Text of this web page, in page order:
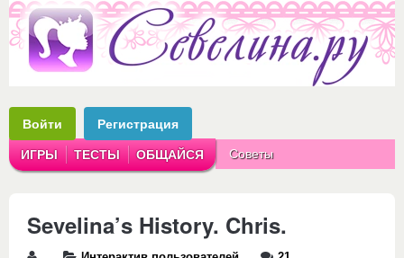
Войти Регистрация
ИГРЫ ТЕСТЫ ОБЩАЙСЯ Советы
Sevelina’s History. Chris.